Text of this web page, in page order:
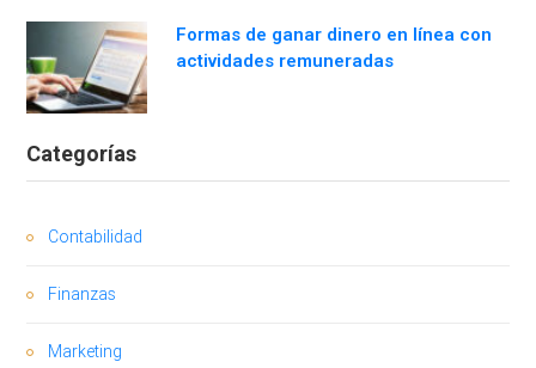
Formas de ganar dinero en línea con
actividades remuneradas
Categorías
Contabilidad
Finanzas
Marketing